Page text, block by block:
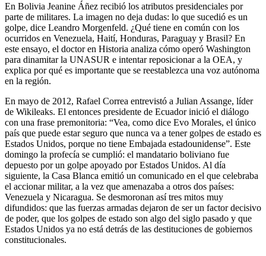
En Bolivia Jeanine Áñez recibió los atributos presidenciales por
parte de militares. La imagen no deja dudas: lo que sucedió es un
golpe, dice Leandro Morgenfeld. ¿Qué tiene en común con los
ocurridos en Venezuela, Haití, Honduras, Paraguay y Brasil? En
este ensayo, el doctor en Historia analiza cómo operó Washington
para dinamitar la UNASUR e intentar reposicionar a la OEA, y
explica por qué es importante que se reestablezca una voz autónoma
en la región.
En mayo de 2012, Rafael Correa entrevistó a Julian Assange, líder
de Wikileaks. El entonces presidente de Ecuador inició el diálogo
con una frase premonitoria: “Vea, como dice Evo Morales, el único
país que puede estar seguro que nunca va a tener golpes de estado es
Estados Unidos, porque no tiene Embajada estadounidense”. Este
domingo la profecía se cumplió: el mandatario boliviano fue
depuesto por un golpe apoyado por Estados Unidos. Al día
siguiente, la Casa Blanca emitió un comunicado en el que celebraba
el accionar militar, a la vez que amenazaba a otros dos países:
Venezuela y Nicaragua. Se desmoronan así tres mitos muy
difundidos: que las fuerzas armadas dejaron de ser un factor decisivo
de poder, que los golpes de estado son algo del siglo pasado y que
Estados Unidos ya no está detrás de las destituciones de gobiernos
constitucionales.